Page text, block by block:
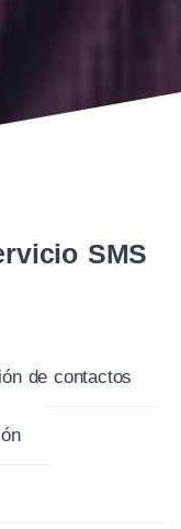
SMS
de contactos